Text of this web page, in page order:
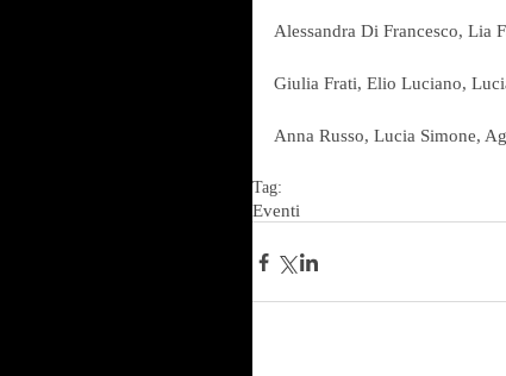
Alessandra Di Francesco, Lia
Giulia Frati, Elio Luciano,
Anna Russo, Lucia Simone,
Tag:
Eventi